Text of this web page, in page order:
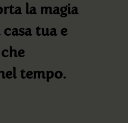
la magia
tua e
tempo.